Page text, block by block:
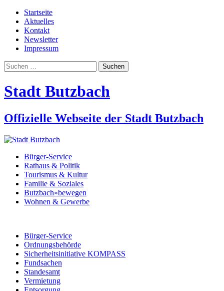
Startseite
Aktuelles
Kontakt
Newsletter
Impressum
Suchen
nach:
Stadt Butzbach
Offizielle Webseite der Stadt Butzbach
Bürger-Service
Rathaus & Politik
Tourismus & Kultur
Familie & Soziales
Butzbach»bewegen
Wohnen & Gewerbe
Bürger-Service
Ordnungsbehörde
Sicherheitsinitiative KOMPASS
Fundsachen
Standesamt
Vermietung